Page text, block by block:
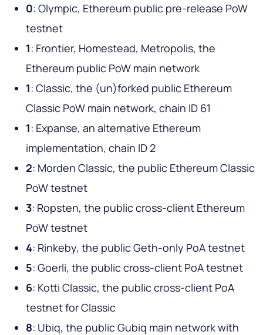
0: Olympic, Ethereum public pre-release PoW
testnet
1: Frontier, Homestead, Metropolis, the
Ethereum public PoW main network
1: Classic, the (un)forked public Ethereum
Classic PoW main network, chain ID 61
1: Expanse, an alternative Ethereum
implementation, chain ID 2
2: Morden Classic, the public Ethereum Classic
PoW testnet
3: Ropsten, the public cross-client Ethereum
PoW testnet
4: Rinkeby, the public Geth-only PoA testnet
5: Goerli, the public cross-client PoA testnet
6: Kotti Classic, the public cross-client PoA
testnet for Classic
8: Ubiq, the public Gubiq main network with